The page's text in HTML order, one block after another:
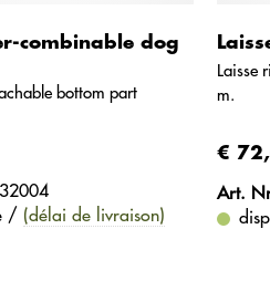
combinable dog
bottom part
/ (délai de livraison)
Laisse
m.
€
Art.